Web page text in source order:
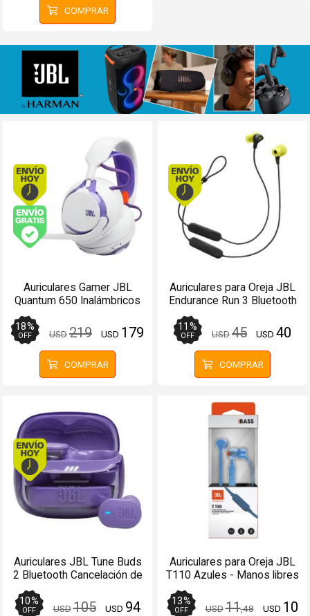
COMPRAR
Envío hoy. Comprando antes de 13Hs.
Envío gratis (Ver Envíos y Pagos)
Auriculares Gamer JBL
Quantum 650 Inalámbricos
18%
OFF USD219 USD 179
COMPRAR
Envío hoy.
Auriculares para Oreja JBL
Endurance Run 3 Bluetooth
Negro - Manos libres
11 %
OFF USD45 USD 40
COMPRAR
Envío hoy. Comprando antes de 13Hs.
Auriculares JBL Tune Buds
2 Bluetooth Cancelación de
Ruido Púrpura - Manos
Libres
10%
OFF USD105 USD 94
Auriculares para Oreja JBL
T110 Azules - Manos libres
13%
OFF USD11,48 USD 10